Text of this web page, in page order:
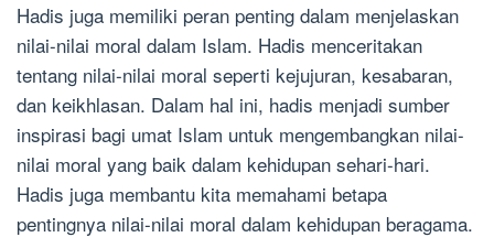
Hadis juga memiliki peran penting dalam menjelaskan
nilai-nilai moral dalam Islam. Hadis menceritakan
tentang nilai-nilai moral seperti kejujuran, kesabaran,
dan keikhlasan. Dalam hal ini, hadis menjadi sumber
inspirasi bagi umat Islam untuk mengembangkan nilai-
nilai moral yang baik dalam kehidupan sehari-hari.
Hadis juga membantu kita memahami betapa
pentingnya nilai-nilai moral dalam kehidupan beragama.